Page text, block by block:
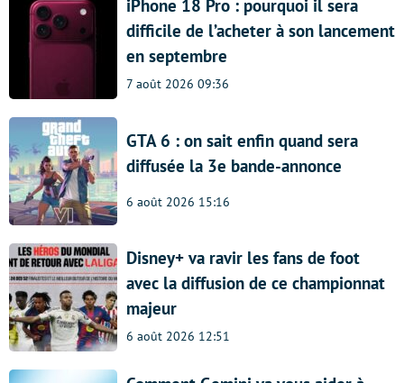
iPhone 18 Pro : pourquoi il sera
difficile de l’acheter à son lancement
en septembre
7 août 2026 09:36
GTA 6 : on sait enfin quand sera
diffusée la 3e bande-annonce
6 août 2026 15:16
Disney+ va ravir les fans de foot
avec la diffusion de ce championnat
majeur
6 août 2026 12:51